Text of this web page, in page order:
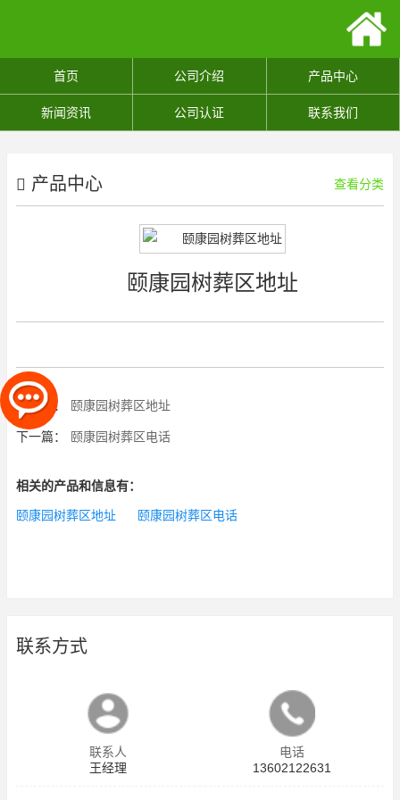
首页 公司介绍 产品中心
新闻资讯 公司认证 联系我们
产品中心 查看分类
颐康园树葬区地址
上一篇： 颐康园树葬区地址
下一篇： 颐康园树葬区电话
相关的产品和信息有：
颐康园树葬区地址 颐康园树葬区电话
联系方式
联系人
王经理
电话
13602122631